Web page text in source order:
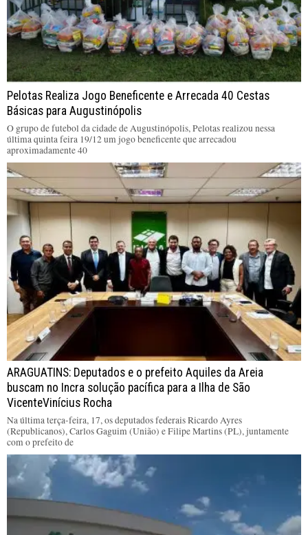
Pelotas Realiza Jogo Beneficente e Arrecada 40 Cestas
Básicas para Augustinópolis
O grupo de futebol da cidade de Augustinópolis, Pelotas realizou nessa
última quinta feira 19/12 um jogo beneficente que arrecadou
aproximadamente 40
ARAGUATINS: Deputados e o prefeito Aquiles da Areia
buscam no Incra solução pacífica para a Ilha de São
VicenteVinícius Rocha
Na última terça-feira, 17, os deputados federais Ricardo Ayres
(Republicanos), Carlos Gaguim (União) e Filipe Martins (PL), juntamente
com o prefeito de